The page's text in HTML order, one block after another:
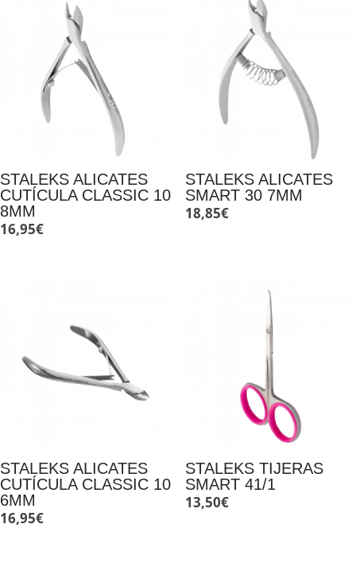
STALEKS ALICATES
CUTÍCULA CLASSIC 10
8MM
16,95€
STALEKS ALICATES
SMART 30 7MM
18,85€
STALEKS ALICATES
CUTÍCULA CLASSIC 10
6MM
16,95€
STALEKS TIJERAS
SMART 41/1
13,50€